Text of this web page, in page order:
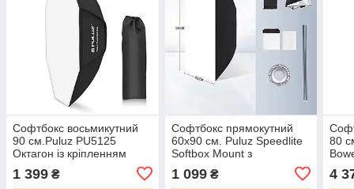
Софтбокс восьмикутний
90 см.Puluz PU5125
Октагон із кріпленням
1 399 ₴
Софтбокс прямокутний
60х90 см. Puluz Speedlite
Softbox Mount з
1 099₴
80
4